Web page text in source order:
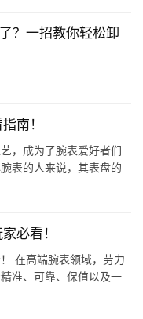
？一招教你轻松卸
南！
，成为了腕表爱好者们
表的人来说，其表盘的
必看！
在高端腕表领域，劳力
准、可靠、保值以及一